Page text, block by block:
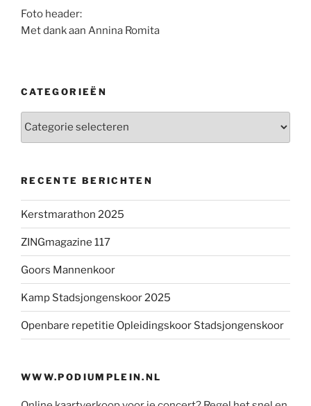
Foto header:
Met dank aan Annina Romita
CATEGORIEËN
RECENTE BERICHTEN
Kerstmarathon 2025
ZINGmagazine 117
Goors Mannenkoor
Kamp Stadsjongenskoor 2025
Openbare repetitie Opleidingskoor Stadsjongenskoor
WWW.PODIUMPLEIN.NL